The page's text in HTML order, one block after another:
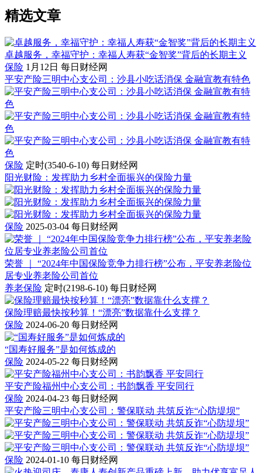
精选文章
卓越服务，幸福守护：幸福人寿获“金智奖”背后的长期主义
保险 1月12日 每日财经网
平安产险三明中心支公司：沙县小吃话消保 金融宣教有特色
保险 定时(3540-6-10) 每日财经网
阳光财险：发挥助力乡村全面振兴的保险力量
保险 2025-03-04 每日财经网
荣誉 ｜ “2024年中国保险竞争力排行榜”公布，平安养老险位
居专业养老险公司首位
养老保险 定时(2198-6-10) 每日财经网
保险理赔最快按秒算！“漂亮”数据靠什么支撑？
保险 2024-06-20 每日财经网
“国寿好服务”是如何炼成的
保险 2024-05-22 每日财经网
平安产险福州中心支公司：书韵飘香 平安同行
保险 2024-04-23 每日财经网
平安产险三明中心支公司：警保联动 共筑反诈“心防堤坝”
保险 2024-01-10 每日财经网